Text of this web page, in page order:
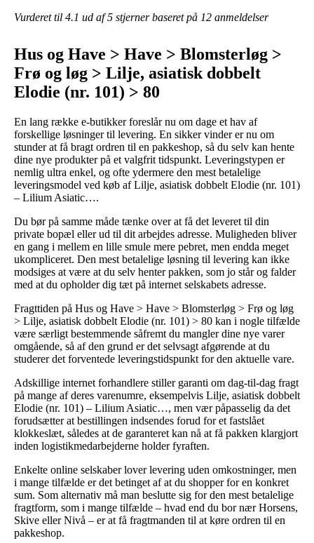
Vurderet til 4.1 ud af 5 stjerner baseret på 12 anmeldelser
Hus og Have > Have > Blomsterløg >
Frø og løg > Lilje, asiatisk dobbelt
Elodie (nr. 101) > 80
En lang række e-butikker foreslår nu om dage et hav af
forskellige løsninger til levering. En sikker vinder er nu om
stunder at få bragt ordren til en pakkeshop, så du selv kan hente
dine nye produkter på et valgfrit tidspunkt. Leveringstypen er
nemlig ultra enkel, og ofte ydermere den mest betalelige
leveringsmodel ved køb af Lilje, asiatisk dobbelt Elodie (nr. 101)
– Lilium Asiatic….
Du bør på samme måde tænke over at få det leveret til din
private bopæl eller ud til dit arbejdes adresse. Muligheden bliver
en gang i mellem en lille smule mere pebret, men endda meget
ukompliceret. Den mest betalelige løsning til levering kan ikke
modsiges at være at du selv henter pakken, som jo står og falder
med at du opholder dig tæt på internet selskabets adresse.
Fragttiden på Hus og Have > Have > Blomsterløg > Frø og løg
> Lilje, asiatisk dobbelt Elodie (nr. 101) > 80 kan i nogle tilfælde
være særligt bestemmende såfremt du mangler dine nye varer
omgående, så af den grund er det selvsagt afgørende at du
studerer det forventede leveringstidspunkt for den aktuelle vare.
Adskillige internet forhandlere stiller garanti om dag-til-dag fragt
på mange af deres varenumre, eksempelvis Lilje, asiatisk dobbelt
Elodie (nr. 101) – Lilium Asiatic…, men vær påpasselig da det
forudsætter at bestillingen indsendes forud for et fastslået
klokkeslæt, således at de garanteret kan nå at få pakken klargjort
inden logistikmedarbejderne holder fyraften.
Enkelte online selskaber lover levering uden omkostninger, men
i mange tilfælde er det betinget af at du shopper for en konkret
sum. Som alternativ må man beslutte sig for den mest betalelige
fragtform, som i mange tilfælde – hvad end du bor nær Horsens,
Skive eller Nivå – er at få fragtmanden til at køre ordren til en
pakkeshop.